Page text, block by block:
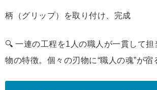
柄（グリップ）を取り付け、完成
🔍 一連の工程を1人の職人が一貫して担
物の特徴。個々の刃物に“職人の魂”が宿